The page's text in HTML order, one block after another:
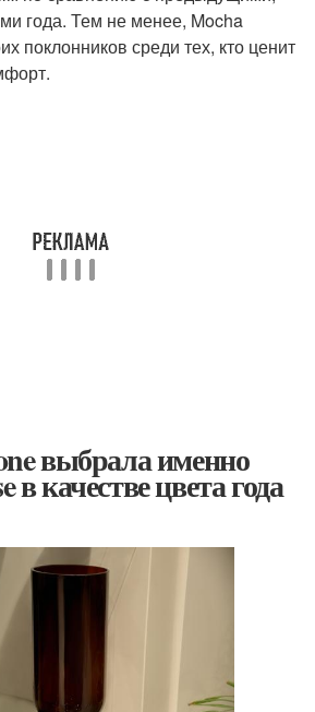
года. Тем не менее, Mocha
поклонников среди тех, кто ценит
выбрала именно
в качестве цвета года